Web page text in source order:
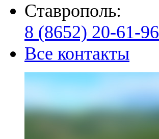
Ставрополь:
8 (8652) 20-61-96
Все контакты